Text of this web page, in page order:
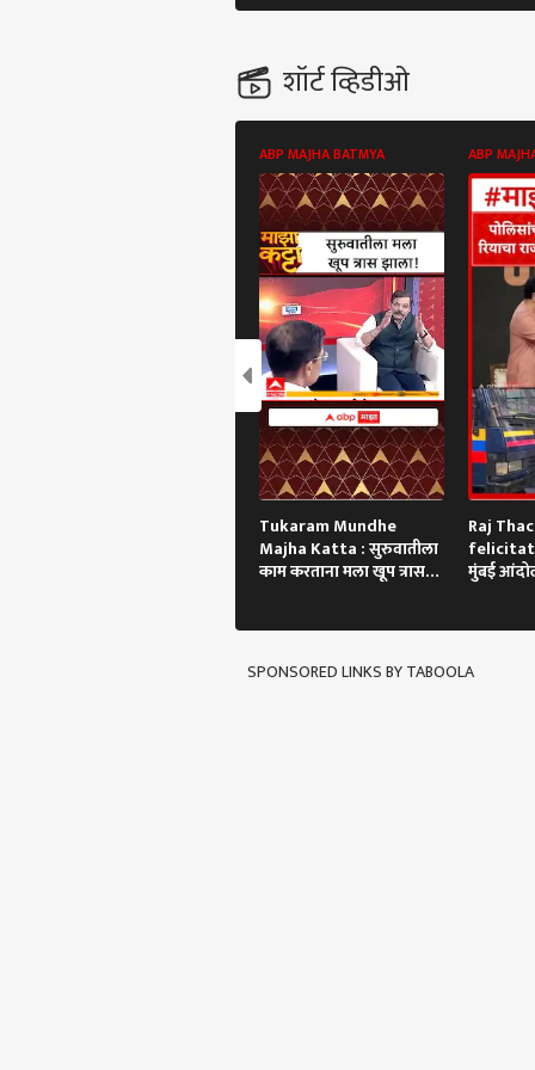
शॉर्ट व्हिडीओ
ABP MAJHA BATMYA
Tukaram Mundhe
Majha Katta : सुरुवातीला
काम करताना मला खूप त्रास
ABP
Raj
मुंबई
SPONSORED LINKS BY TABOOLA
हॅलो गेस्ट
आमच्यासोबत जाहिरात करा
प्रायव्हसी पॉलिसी
संपर्क साधा
करिअर
फीडबॅक
आमच्याबद्दल